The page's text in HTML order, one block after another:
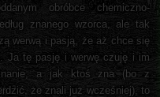
obróbce chemiczno-
znanego wzorca, ale tak
werwą i pasją, że aż chce się
Ja tę pasję i werwę czuję i im
a jak ktoś zna (bo z
że znali już wcześniej), to